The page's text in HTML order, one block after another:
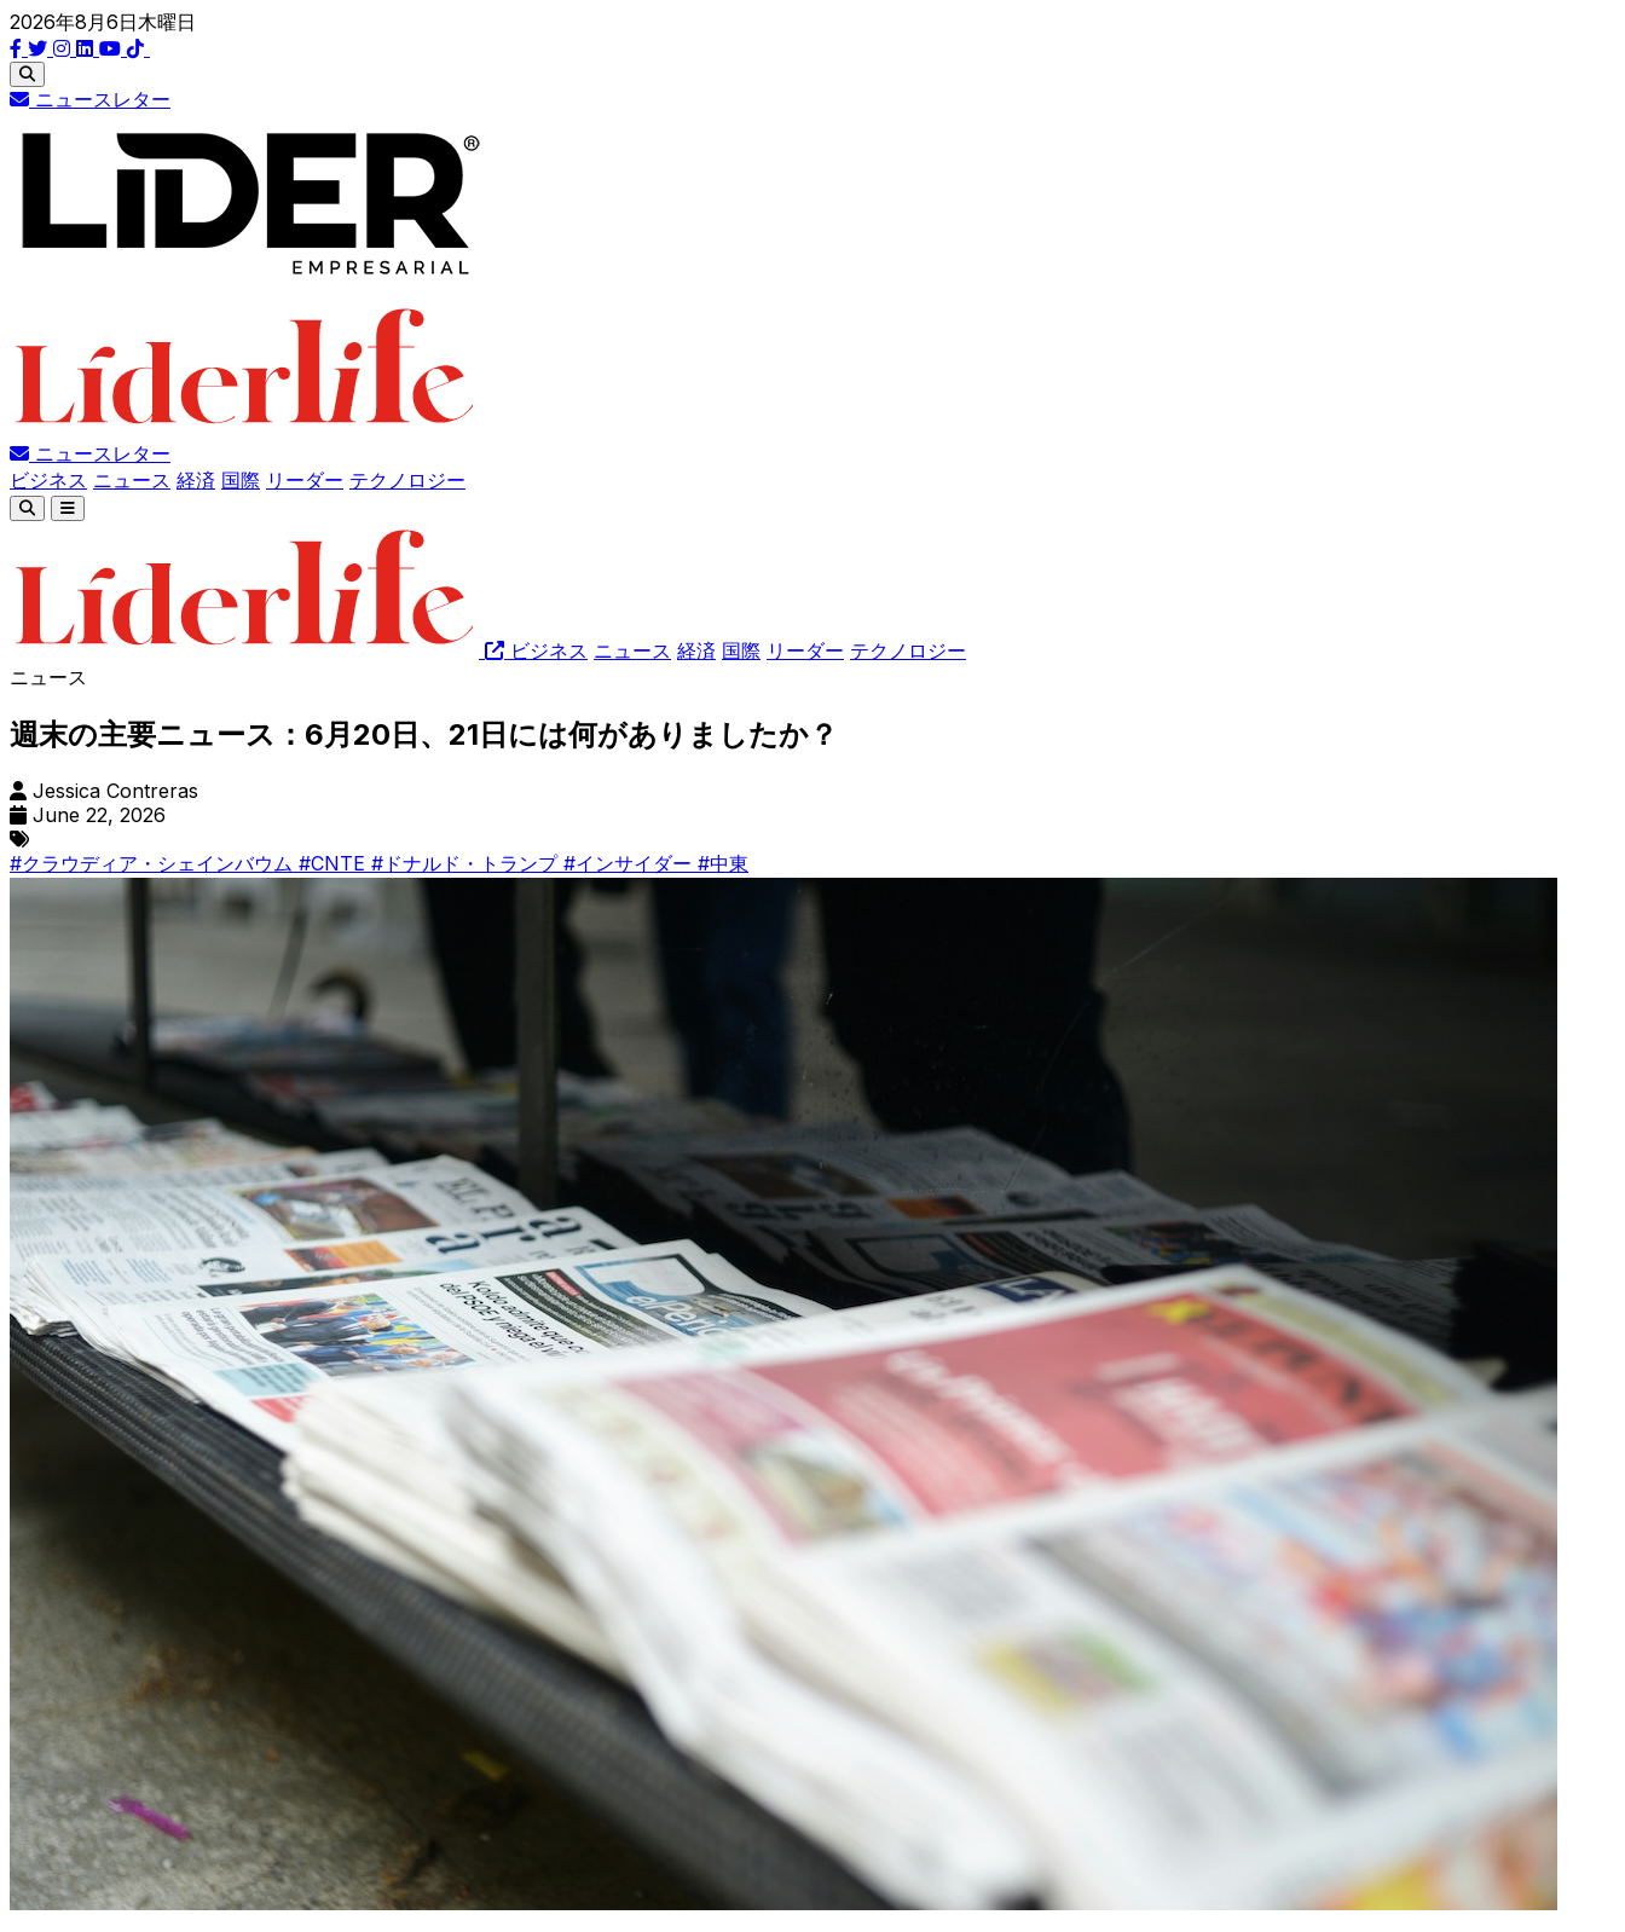
2026年8月6日木曜日
ニュースレター
ニュースレター
ビジネス ニュース 経済 国際 リーダー テクノロジー
ビジネス ニュース 経済 国際 リーダー テクノロジー
ニュース
週末の主要ニュース：6月20日、21日には何がありましたか？
Jessica Contreras
June 22, 2026
#クラウディア・シェインバウム #CNTE #ドナルド・トランプ #インサイダー #中東